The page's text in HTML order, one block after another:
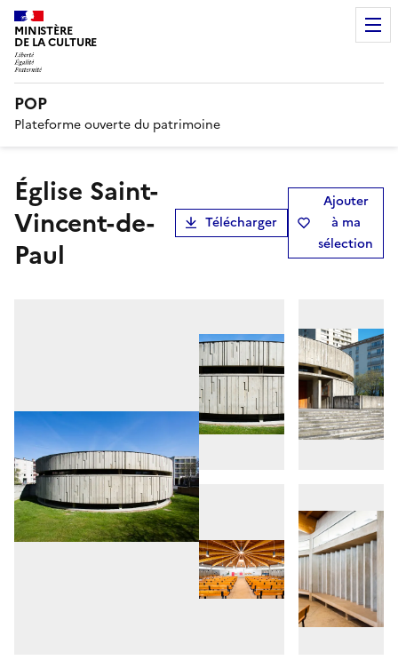
MINISTÈRE
DE LA CULTURE
POP
Plateforme ouverte du patrimoine
Église Saint-
Vincent-de-
Paul
Télécharger
Ajouter
à ma
sélection